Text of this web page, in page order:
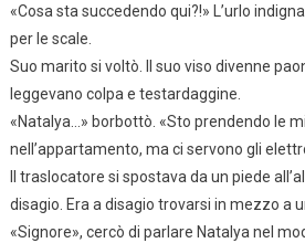
«Cosa sta succedendo qui?!» L’urlo
per le scale.
Suo marito si voltò. Il suo viso divenne
leggevano colpa e testardaggine.
«Natalya…» borbottò. «Sto prendendo le
nell’appartamento, ma ci servono gli
Il traslocatore si spostava da un piede
disagio. Era a disagio trovarsi in mezzo a
«Signore», cercò di parlare Natalya nel